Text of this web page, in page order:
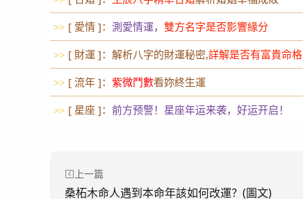
>> [ 愛情 ]： 測愛情運， 雙方名字是否影響緣分
>> [ 財運 ]：解析八字的財運秘密,詳解是否有富貴命格
>> [ 流年 ]： 紫微鬥數看妳終生運
>> [ 星座 ]： 前方预警！星座年运来袭，好运开启！
上一篇
桑柘木命人遇到本命年該如何改運？(圖文)